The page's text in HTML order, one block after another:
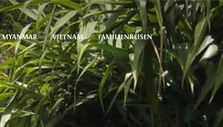
MYANMAR VIETNAM FAMILIENREISEN